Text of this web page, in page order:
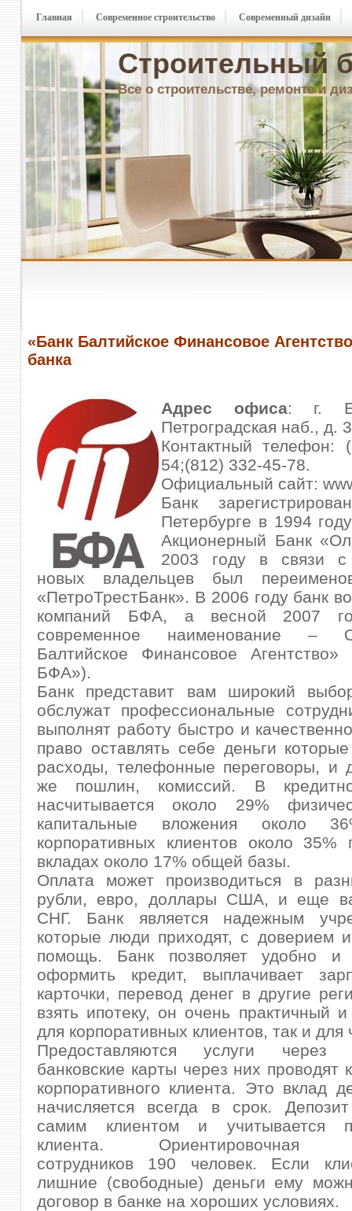
Строительный
Все о строительстве, ремонте и
Главная Современное строительство Современный дизайн
«Банк Балтийское Финансовое
банка
Адрес офиса: г.
Петроградская наб., д.
Контактный телефон:
54;(812) 332-45-78.
Официальный сайт:
Банк
Петербурге в 1994
Акционерный Банк
2003 году в связи с
новых владельцев был
«ПетроТрестБанк». В 2006 году банк
компаний БФА, а весной 2007
современное наименование –
Балтийское Финансовое
БФА»).
Банк представит вам широкий
обслужат профессиональные
выполнят работу быстро и
право оставлять себе деньги
расходы, телефонные переговоры, и
же пошлин, комиссий. В
насчитывается около 29%
капитальные вложения около
корпоративных клиентов около 35%
вкладах около 17% общей базы.
Оплата может производиться в
рубли, евро, доллары США, и еще
СНГ. Банк является надежным
которые люди приходят, с доверием
помощь. Банк позволяет удобно и
оформить кредит, выплачивает
карточки, перевод денег в другие
взять ипотеку, он очень практичный
для корпоративных клиентов, так и для
Предоставляются услуги через
банковские карты через них проводят
корпоративного клиента. Это вклад
начисляется всегда в срок.
самим клиентом и учитывается
клиента. Ориентировочная
сотрудников 190 человек. Если
лишние (свободные) деньги ему
договор в банке на хороших условиях.